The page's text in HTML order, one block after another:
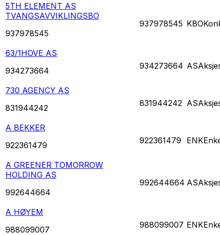
5TH ELEMENT AS
TVANGSAVVIKLINGSBO
937978545
937978545 KBO
63/1HOVE AS
934273664
934273664 AS
730 AGENCY AS
831944242
831944242 AS
A BEKKER
922361479
922361479 ENK
A GREENER TOMORROW
HOLDING AS
992644664
992644664 AS
A HØYEM
988099007
988099007 ENK